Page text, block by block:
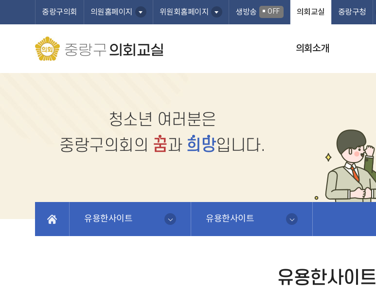
중랑구의회
의원홈페이지 위원회홈페이지 생방송 OFF 의회교실 중랑구청
중랑구 의회교실 의회소개
청소년 여러분은
중랑구의회의 꿈과 희 망입니다.
유용한사이트 유용한사이트
유용한사이트